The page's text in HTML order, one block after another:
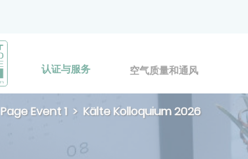
认证与服务 空气质量和通风
Page Event 1 Kälte Kolloquium 2026